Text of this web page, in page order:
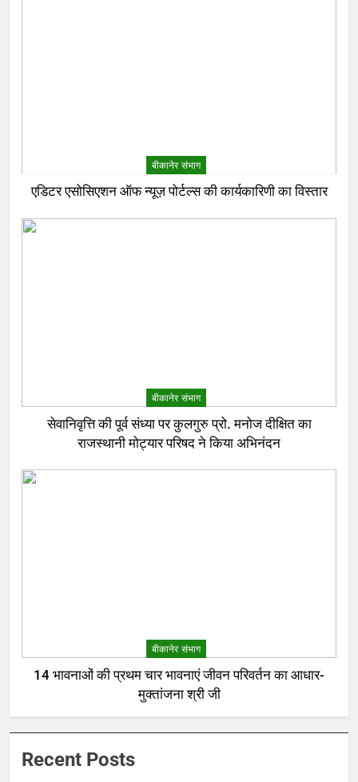
बीकानेर संभाग
एडिटर एसोसिएशन ऑफ न्यूज़ पोर्टल्स की कार्यकारिणी का विस्तार
बीकानेर संभाग
सेवानिवृत्ति की पूर्व संध्या पर कुलगुरु प्रो. मनोज दीक्षित का
राजस्थानी मोट्यार परिषद ने किया अभिनंदन
बीकानेर संभाग
14 भावनाओं की प्रथम चार भावनाएं जीवन परिवर्तन का आधार-
मुक्तांजना श्री जी
Recent Posts